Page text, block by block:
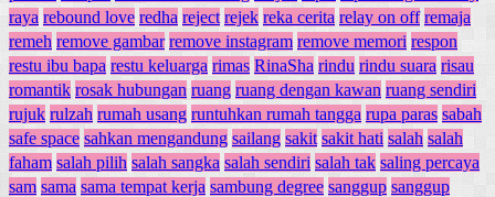
raya rebound love redha reject rejek reka cerita relay on off remaja
remeh remove gambar remove instagram remove memori respon
restu ibu bapa restu keluarga rimas RinaSha rindu rindu suara risau
romantik rosak hubungan ruang ruang dengan kawan ruang sendiri
rujuk rulzah rumah usang runtuhkan rumah tangga rupa paras sabah
safe space sahkan mengandung sailang sakit sakit hati salah salah
faham salah pilih salah sangka salah sendiri salah tak saling percaya
sam sama sama tempat kerja sambung degree sanggup sanggup